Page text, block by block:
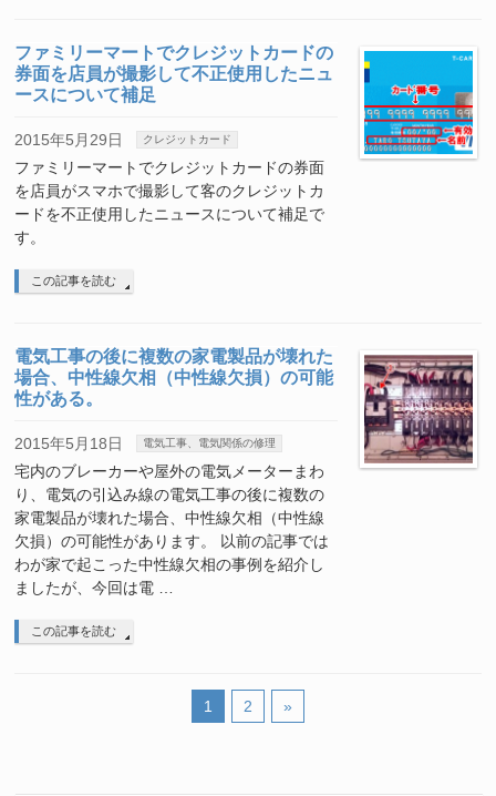
ファミリーマートでクレジットカードの
券面を店員が撮影して不正使用したニュ
ースについて補足
2015年5月29日 クレジットカード
ファミリーマートでクレジットカードの券面
を店員がスマホで撮影して客のクレジットカ
ードを不正使用したニュースについて補足で
す。
この記事を読む
電気工事の後に複数の家電製品が壊れた
場合、中性線欠相（中性線欠損）の可能
性がある。
2015年5月18日 電気工事、電気関係の修理
宅内のブレーカーや屋外の電気メーターまわ
り、電気の引込み線の電気工事の後に複数の
家電製品が壊れた場合、中性線欠相（中性線
欠損）の可能性があります。 以前の記事では
わが家で起こった中性線欠相の事例を紹介し
ましたが、今回は電 …
この記事を読む
1 2 »